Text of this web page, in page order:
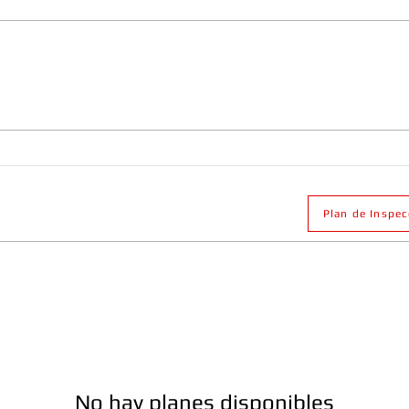
en Pueblo Libre: Usos, Normativa
Plan de
No hay planes disponibles